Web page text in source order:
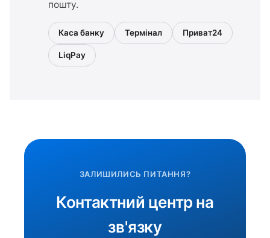
пошту.
Каса банку Термінал Приват24
LiqPay
ЗАЛИШИЛИСЬ ПИТАННЯ?
Контактний центр на
зв'язку